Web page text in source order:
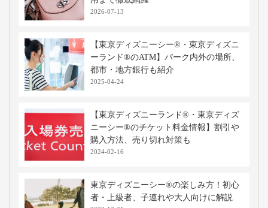
2026-07-13
【東京ディズニーシー®・東京ディズニ
ーランド®のATM】パーク内外の場所、
都市・地方銀行も紹介
2025-04-24
【東京ディズニーランド®・東京ディズ
ニーシー®のチケット料金情報】割引や
購入方法、売り切れ対策も
2024-02-16
東京ディズニーシー®の楽しみ方！初心
者・上級者、子連れや大人向けに解説